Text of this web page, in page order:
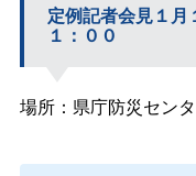
定例記者会見１月
１：００
場所：県庁防災セン